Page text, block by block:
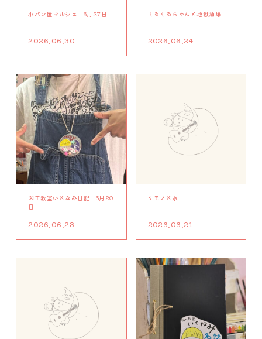
小パン屋マルシェ 6月27日
2026.06.30
くるくるちゃんと地獄酒場
2026.06.24
図工教室いとなみ日記 6月20
日
2026.06.23
ケモノと水
2026.06.21